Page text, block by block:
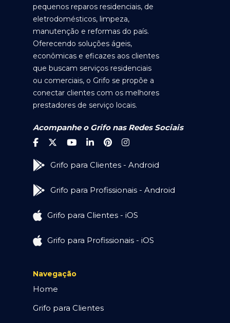
pequenos reparos residenciais, de
eletrodomésticos, limpeza,
manutenção e reformas do país.
Oferecendo soluções ágeis,
econômicas e eficazes aos clientes
que buscam serviços residenciais
ou comerciais, o Grifo se propõe a
conectar clientes com os melhores
prestadores de serviço locais.
Acompanhe o Grifo nas Redes Sociais
Grifo para Clientes - Android
Grifo para Profissionais - Android
Grifo para Clientes - iOS
Grifo para Profissionais - iOS
Navegação
Home
Grifo para Clientes